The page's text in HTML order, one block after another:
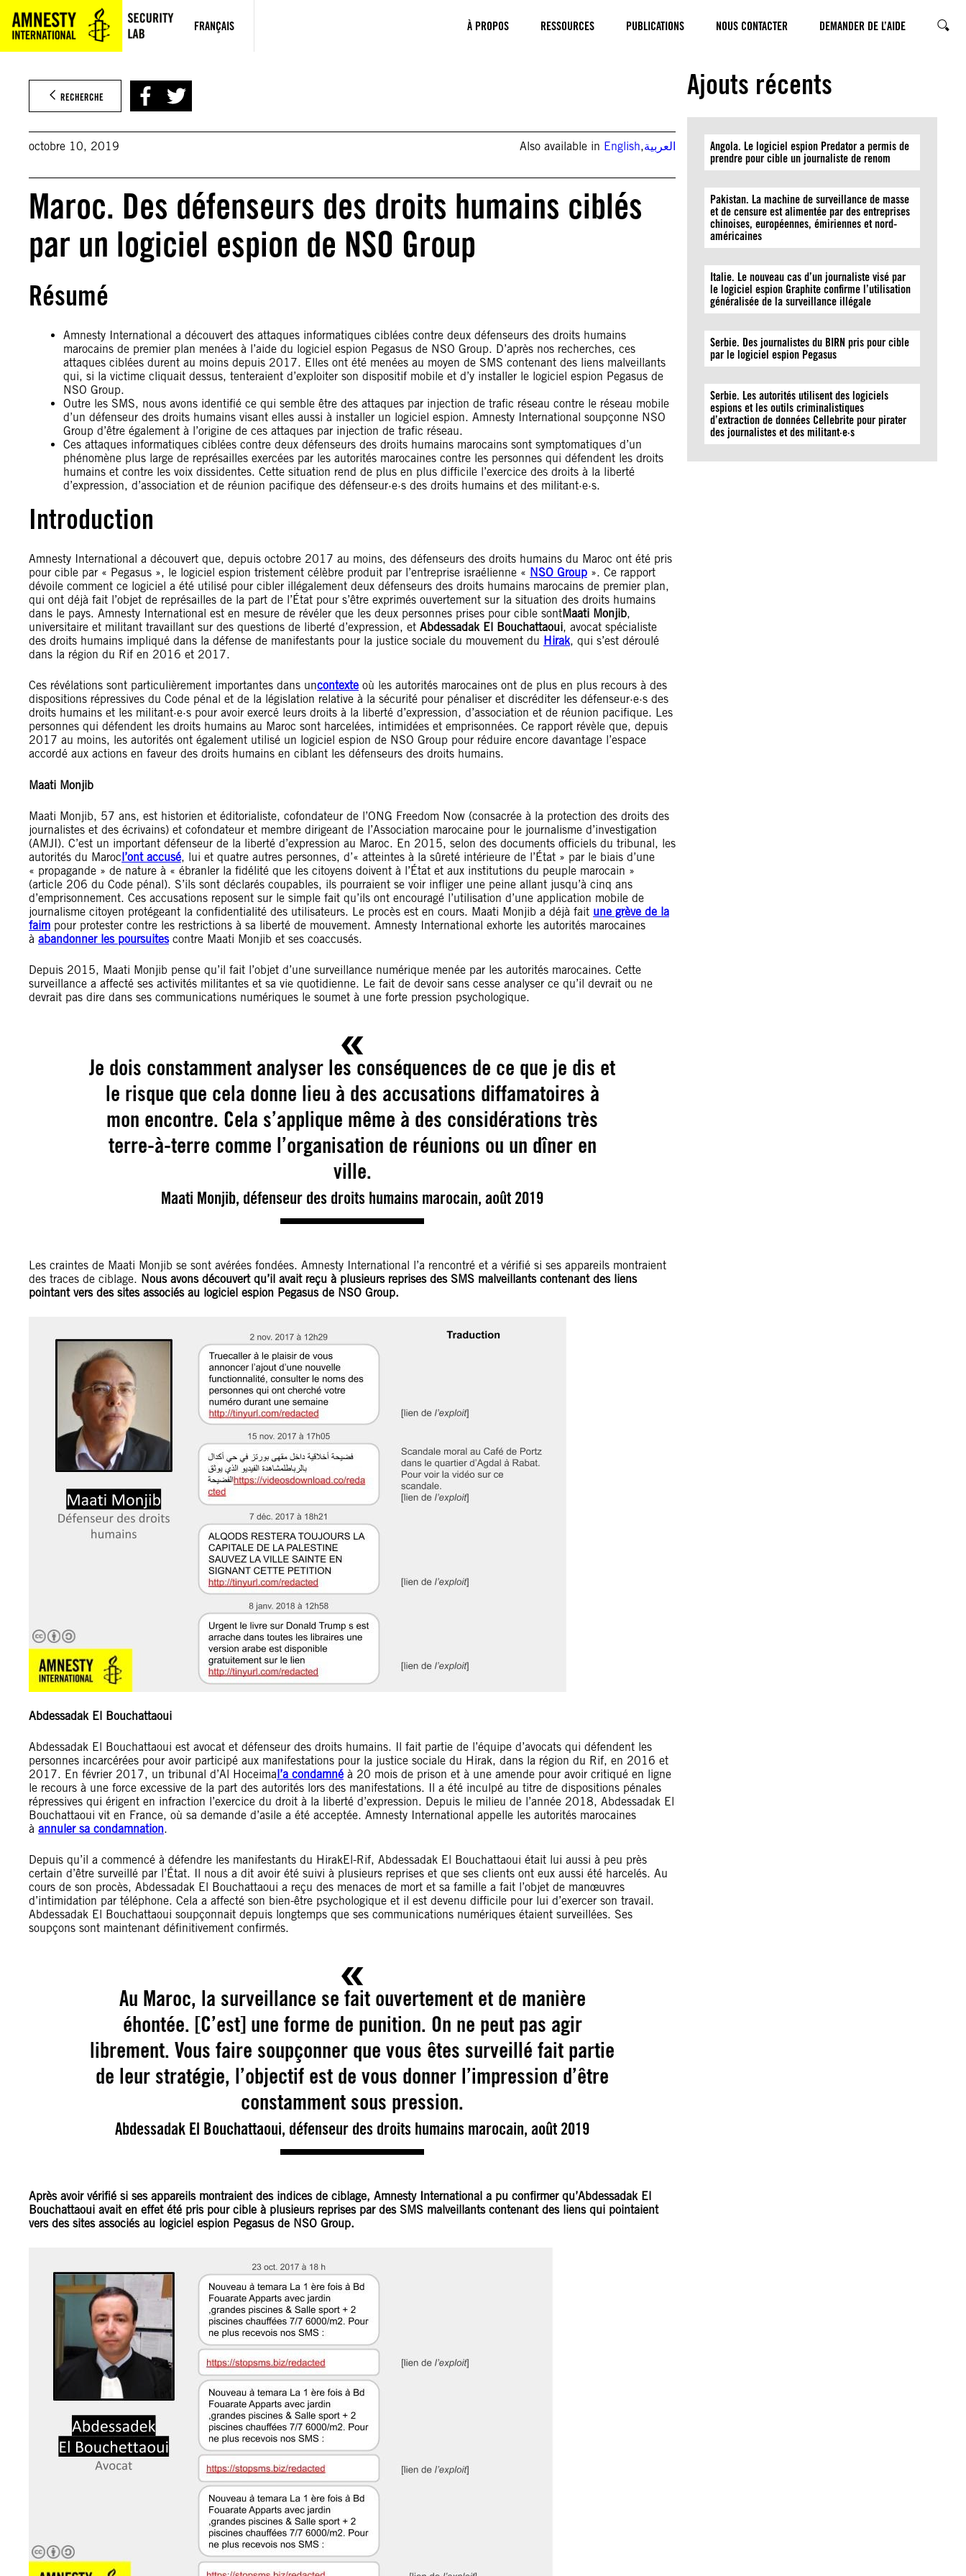
FRANÇAIS À PROPOS RESSOURCES PUBLICATIONS NOUS CONTACTER DEMANDER DE L’AIDE
contenu
RECHERCHE
octobre 10, 2019 Also available in English,العربية
Maroc. Des défenseurs des droits humains ciblés
par un logiciel espion de NSO Group
Résumé
Amnesty International a découvert des attaques informatiques ciblées contre deux défenseurs des droits humains
marocains de premier plan menées à l’aide du logiciel espion Pegasus de NSO Group. D’après nos recherches, ces
attaques ciblées durent au moins depuis 2017. Elles ont été menées au moyen de SMS contenant des liens malveillants
qui, si la victime cliquait dessus, tenteraient d’exploiter son dispositif mobile et d’y installer le logiciel espion Pegasus de
NSO Group.
Outre les SMS, nous avons identifié ce qui semble être des attaques par injection de trafic réseau contre le réseau mobile
d’un défenseur des droits humains visant elles aussi à installer un logiciel espion. Amnesty International soupçonne NSO
Group d’être également à l’origine de ces attaques par injection de trafic réseau.
Ces attaques informatiques ciblées contre deux défenseurs des droits humains marocains sont symptomatiques d’un
phénomène plus large de représailles exercées par les autorités marocaines contre les personnes qui défendent les droits
humains et contre les voix dissidentes. Cette situation rend de plus en plus difficile l’exercice des droits à la liberté
d’expression, d’association et de réunion pacifique des défenseur·e·s des droits humains et des militant·e·s.
Introduction
Amnesty International a découvert que, depuis octobre 2017 au moins, des défenseurs des droits humains du Maroc ont été pris
pour cible par « Pegasus », le logiciel espion tristement célèbre produit par l’entreprise israélienne « NSO Group ». Ce rapport
dévoile comment ce logiciel a été utilisé pour cibler illégalement deux défenseurs des droits humains marocains de premier plan,
qui ont déjà fait l’objet de représailles de la part de l’État pour s’être exprimés ouvertement sur la situation des droits humains
dans le pays. Amnesty International est en mesure de révéler que les deux personnes prises pour cible sontMaati Monjib,
universitaire et militant travaillant sur des questions de liberté d’expression, et Abdessadak El Bouchattaoui, avocat spécialiste
des droits humains impliqué dans la défense de manifestants pour la justice sociale du mouvement du Hirak, qui s’est déroulé
dans la région du Rif en 2016 et 2017.
Ces révélations sont particulièrement importantes dans uncontexte où les autorités marocaines ont de plus en plus recours à des
dispositions répressives du Code pénal et de la législation relative à la sécurité pour pénaliser et discréditer les défenseur·e·s des
droits humains et les militant·e·s pour avoir exercé leurs droits à la liberté d’expression, d’association et de réunion pacifique. Les
personnes qui défendent les droits humains au Maroc sont harcelées, intimidées et emprisonnées. Ce rapport révèle que, depuis
2017 au moins, les autorités ont également utilisé un logiciel espion de NSO Group pour réduire encore davantage l’espace
accordé aux actions en faveur des droits humains en ciblant les défenseurs des droits humains.
Maati Monjib
Maati Monjib, 57 ans, est historien et éditorialiste, cofondateur de l’ONG Freedom Now (consacrée à la protection des droits des
journalistes et des écrivains) et cofondateur et membre dirigeant de l’Association marocaine pour le journalisme d’investigation
(AMJI). C’est un important défenseur de la liberté d’expression au Maroc. En 2015, selon des documents officiels du tribunal, les
autorités du Marocl’ont accusé, lui et quatre autres personnes, d’« atteintes à la sûreté intérieure de l’État » par le biais d’une
« propagande » de nature à « ébranler la fidélité que les citoyens doivent à l’État et aux institutions du peuple marocain »
(article 206 du Code pénal). S’ils sont déclarés coupables, ils pourraient se voir infliger une peine allant jusqu’à cinq ans
d’emprisonnement. Ces accusations reposent sur le simple fait qu’ils ont encouragé l’utilisation d’une application mobile de
journalisme citoyen protégeant la confidentialité des utilisateurs. Le procès est en cours. Maati Monjib a déjà fait une grève de la
faim pour protester contre les restrictions à sa liberté de mouvement. Amnesty International exhorte les autorités marocaines
à abandonner les poursuites contre Maati Monjib et ses coaccusés.
Depuis 2015, Maati Monjib pense qu’il fait l’objet d’une surveillance numérique menée par les autorités marocaines. Cette
surveillance a affecté ses activités militantes et sa vie quotidienne. Le fait de devoir sans cesse analyser ce qu’il devrait ou ne
devrait pas dire dans ses communications numériques le soumet à une forte pression psychologique.
Je dois constamment analyser les conséquences de ce que je dis et
le risque que cela donne lieu à des accusations diffamatoires à
mon encontre. Cela s’applique même à des considérations très
terre-à-terre comme l’organisation de réunions ou un dîner en
ville.
Maati Monjib, défenseur des droits humains marocain, août 2019
Les craintes de Maati Monjib se sont avérées fondées. Amnesty International l’a rencontré et a vérifié si ses appareils montraient
des traces de ciblage. Nous avons découvert qu’il avait reçu à plusieurs reprises des SMS malveillants contenant des liens
pointant vers des sites associés au logiciel espion Pegasus de NSO Group.
Abdessadak El Bouchattaoui
Abdessadak El Bouchattaoui est avocat et défenseur des droits humains. Il fait partie de l’équipe d’avocats qui défendent les
personnes incarcérées pour avoir participé aux manifestations pour la justice sociale du Hirak, dans la région du Rif, en 2016 et
2017. En février 2017, un tribunal d’Al Hoceimal’a condamné à 20 mois de prison et à une amende pour avoir critiqué en ligne
le recours à une force excessive de la part des autorités lors des manifestations. Il a été inculpé au titre de dispositions pénales
répressives qui érigent en infraction l’exercice du droit à la liberté d’expression. Depuis le milieu de l’année 2018, Abdessadak El
Bouchattaoui vit en France, où sa demande d’asile a été acceptée. Amnesty International appelle les autorités marocaines
à annuler sa condamnation.
Depuis qu’il a commencé à défendre les manifestants du HirakEl-Rif, Abdessadak El Bouchattaoui était lui aussi à peu près
certain d’être surveillé par l’État. Il nous a dit avoir été suivi à plusieurs reprises et que ses clients ont eux aussi été harcelés. Au
cours de son procès, Abdessadak El Bouchattaoui a reçu des menaces de mort et sa famille a fait l’objet de manœuvres
d’intimidation par téléphone. Cela a affecté son bien-être psychologique et il est devenu difficile pour lui d’exercer son travail.
Abdessadak El Bouchattaoui soupçonnait depuis longtemps que ses communications numériques étaient surveillées. Ses
soupçons sont maintenant définitivement confirmés.
Au Maroc, la surveillance se fait ouvertement et de manière
éhontée. [C’est] une forme de punition. On ne peut pas agir
librement. Vous faire soupçonner que vous êtes surveillé fait partie
de leur stratégie, l’objectif est de vous donner l’impression d’être
constamment sous pression.
Abdessadak El Bouchattaoui, défenseur des droits humains marocain, août 2019
Après avoir vérifié si ses appareils montraient des indices de ciblage, Amnesty International a pu confirmer qu’Abdessadak El
Bouchattaoui avait en effet été pris pour cible à plusieurs reprises par des SMS malveillants contenant des liens qui pointaient
vers des sites associés au logiciel espion Pegasus de NSO Group.
Ajouts récents
Angola. Le logiciel espion Predator a permis de
prendre pour cible un journaliste de renom
Pakistan. La machine de surveillance de masse
et de censure est alimentée par des entreprises
chinoises, européennes, émiriennes et nord-
américaines
Italie. Le nouveau cas d’un journaliste visé par
le logiciel espion Graphite confirme l’utilisation
généralisée de la surveillance illégale
Serbie. Des journalistes du BIRN pris pour cible
par le logiciel espion Pegasus
Serbie. Les autorités utilisent des logiciels
espions et les outils criminalistiques
d’extraction de données Cellebrite pour pirater
des journalistes et des militant·e·s